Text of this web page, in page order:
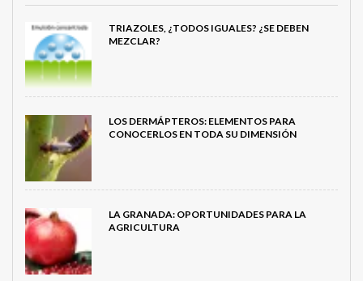
TRIAZOLES, ¿TODOS IGUALES? ¿SE DEBEN
MEZCLAR?
LOS DERMÁPTEROS: ELEMENTOS PARA
CONOCERLOS EN TODA SU DIMENSIÓN
LA GRANADA: OPORTUNIDADES PARA LA
AGRICULTURA